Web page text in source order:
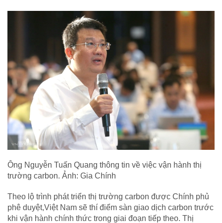
Ông Nguyễn Tuấn Quang thông tin về việc vận hành thị
trường carbon. Ảnh: Gia Chính
Theo lộ trình phát triển thị trường carbon được Chính phủ
phê duyệt,Việt Nam sẽ thí điểm sàn giao dịch carbon trước
khi vận hành chính thức trong giai đoạn tiếp theo. Thị